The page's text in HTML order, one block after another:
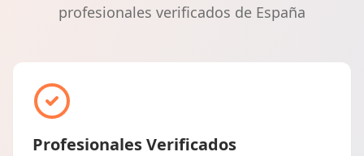
profesionales verificados de España
Profesionales Verificados